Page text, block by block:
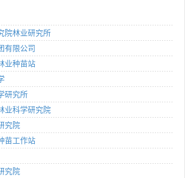
院林业研究所
有限公司
业种苗站
研究所
业科学研究院
究院
苗工作站
究院